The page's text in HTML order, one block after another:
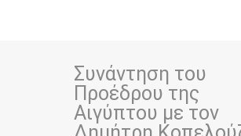
Συνάντηση του
Προέδρου της
Αιγύπτου με τον